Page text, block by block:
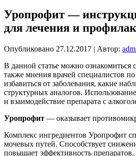
Уропрофит —
для лечения и
Опубликовано 27.12.2017 | Автор:
В данной статье можно ознакомиться
также мнения врачей специалистов
избавиться от заболевания, какие
структурных аналогов.
и взаимодействие препарата с
Уропрофит — оказывает
Комплекс ингредиентов Уропрофит
мочевых путей. Способствует
повышает эффективность препаратов.